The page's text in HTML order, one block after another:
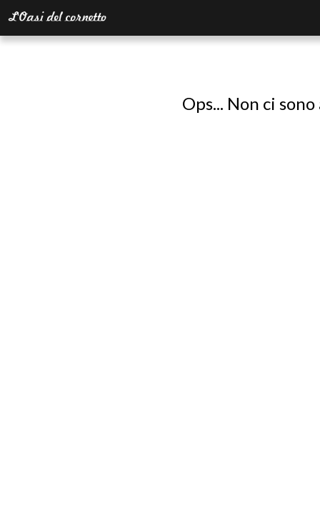
Ops... Non ci